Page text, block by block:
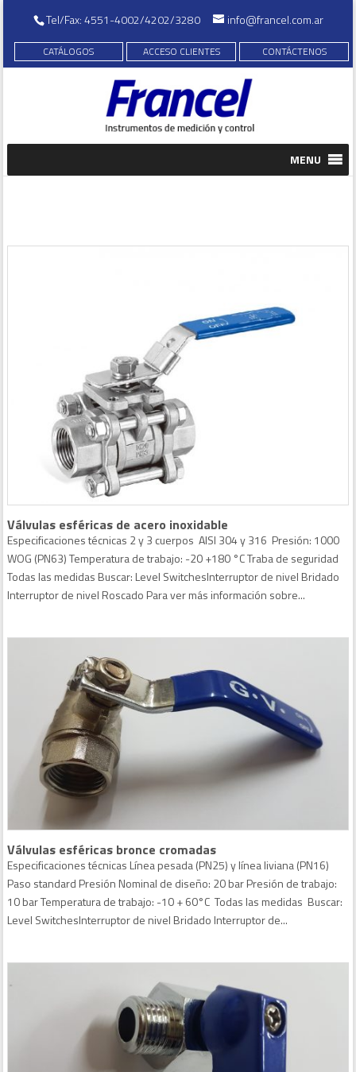
Tel/Fax: 4551-4002/4202/3280 info@francel.com.ar
CONTÁCTENOS
ACCESO CLIENTES
CATÁLOGOS
MENU
Válvulas esféricas de acero inoxidable
Especificaciones técnicas 2 y 3 cuerpos AISI 304 y 316 Presión: 1000
WOG (PN63) Temperatura de trabajo: -20 +180 °C Traba de seguridad
Todas las medidas Buscar: Level SwitchesInterruptor de nivel Bridado
Interruptor de nivel Roscado Para ver más información sobre...
Válvulas esféricas bronce cromadas
Especificaciones técnicas Línea pesada (PN25) y línea liviana (PN16)
Paso standard Presión Nominal de diseño: 20 bar Presión de trabajo:
10 bar Temperatura de trabajo: -10 + 60°C Todas las medidas Buscar:
Level SwitchesInterruptor de nivel Bridado Interruptor de...